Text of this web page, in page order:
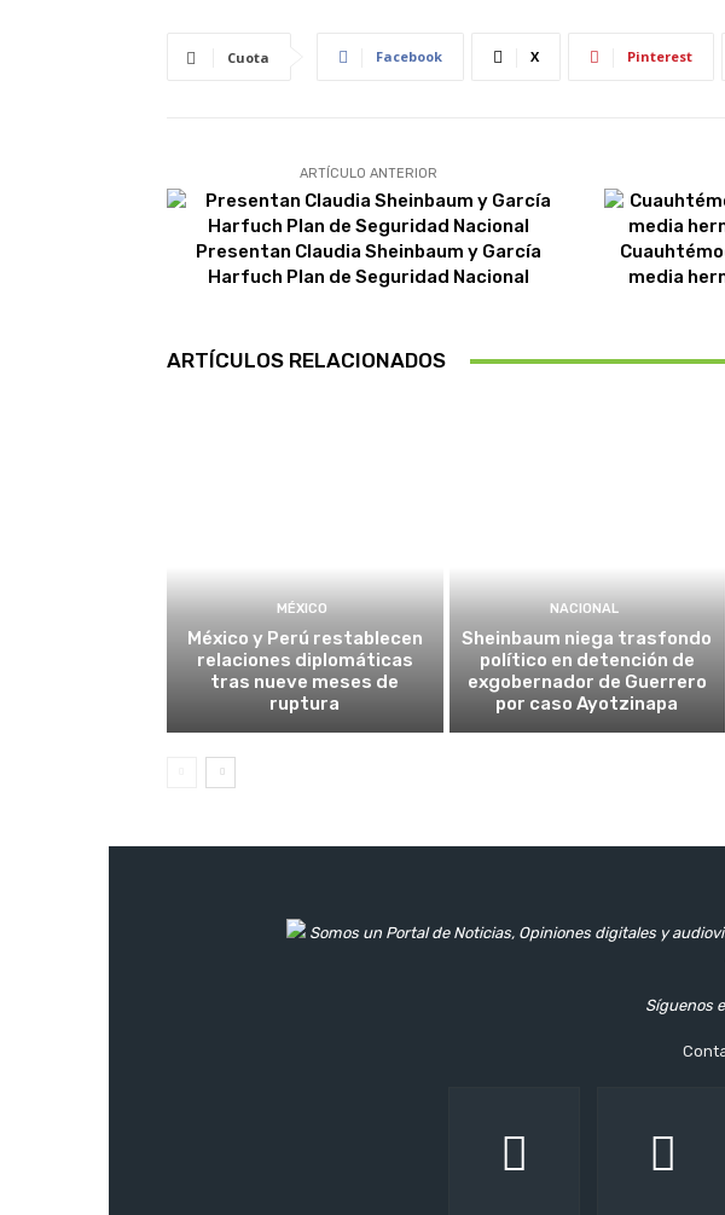
Cuota Facebook X Pinterest
ARTÍCULO ANTERIOR
Presentan Claudia Sheinbaum y García
Harfuch Plan de Seguridad Nacional
media
ARTÍCULOS RELACIONADOS
MÉXICO
México y Perú restablecen
relaciones diplomáticas
tras nueve meses de
ruptura
NACIONAL
Sheinbaum niega trasfondo
político en detención de
exgobernador de Guerrero
por caso Ayotzinapa
Somos un Portal de Noticias, Opiniones digitales y
Síguenos